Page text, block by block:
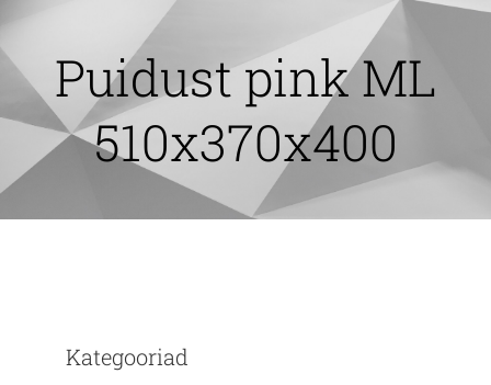
to
content Puidust pink ML
510x370x400
Kategooriad